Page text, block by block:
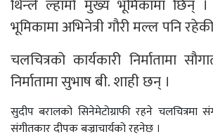
थिन्ले ल्हामो मुख्य भूमिकामा छिन्
भूमिकामा अभिनेत्री गौरी मल्ल पनि
चलचित्रको कार्यकारी निर्मातामा
निर्मातामा सुभाष बी. शाही छन् ।
सुदीप बरालको सिनेमेटोग्राफी रहने चलचित्रमा
संगीतकार दीपक बज्राचार्यको रहनेछ ।